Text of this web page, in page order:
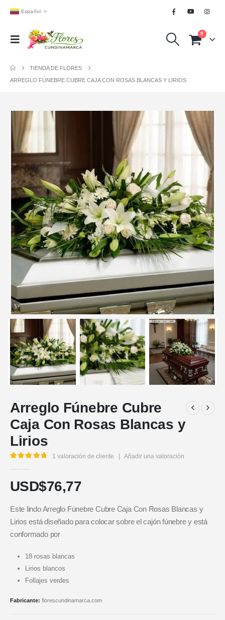
Español
0
TIENDA DE FLORES
ARREGLO FÚNEBRE CUBRE CAJA CON ROSAS BLANCAS Y LIRIOS
Arreglo Fúnebre Cubre
Caja Con Rosas Blancas y
Lirios
1 valoración de cliente Añadir una valoración
USD$76,77
Este lindo Arreglo Fúnebre Cubre Caja Con Rosas Blancas y
Lirios está diseñado para colocar sobre el cajón fúnebre y está
conformado por
18 rosas blancas
Lirios blancos
Follajes verdes
Fabricante: florescundinamarca.com